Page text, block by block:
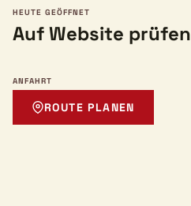
HEUTE GEÖFFNET
Auf Website prüfen
ANFAHRT
ROUTE PLANEN